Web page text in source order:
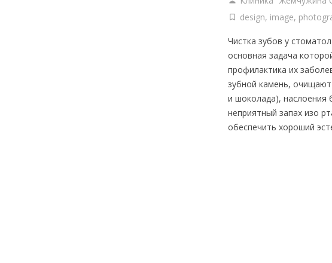
design, image,
Чистка зубов у
основная задача
профилактика их
зубной камень,
и шоколада), наслоения
неприятный запах изо
обеспечить хороший